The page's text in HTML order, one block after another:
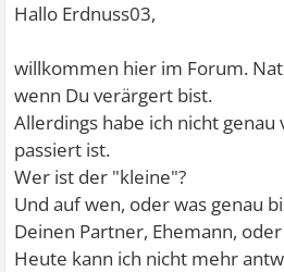
Hallo Erdnuss03,
willkommen hier im Forum.
wenn Du verärgert bist.
Allerdings habe ich nicht genau
passiert ist.
Wer ist der "kleine"?
Und auf wen, oder was genau
Deinen Partner, Ehemann,
Heute kann ich nicht mehr